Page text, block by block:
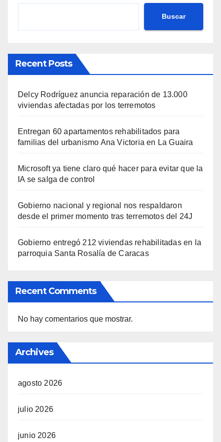
Buscar
Recent Posts
Delcy Rodríguez anuncia reparación de 13.000
viviendas afectadas por los terremotos
Entregan 60 apartamentos rehabilitados para
familias del urbanismo Ana Victoria en La Guaira
Microsoft ya tiene claro qué hacer para evitar que la
IA se salga de control
Gobierno nacional y regional nos respaldaron
desde el primer momento tras terremotos del 24J
Gobierno entregó 212 viviendas rehabilitadas en la
parroquia Santa Rosalía de Caracas
Recent Comments
No hay comentarios que mostrar.
Archives
agosto 2026
julio 2026
junio 2026